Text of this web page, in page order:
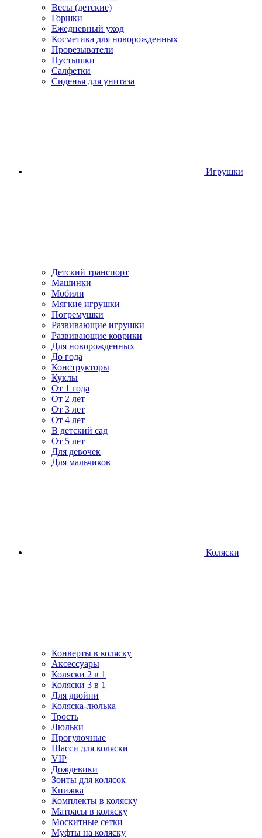
Весы (детские)
Горшки
Ежедневный уход
Косметика для новорожденных
Прорезыватели
Пустышки
Салфетки
Сиденья для унитаза
Игрушки
Детский транспорт
Машинки
Мобили
Мягкие игрушки
Погремушки
Развивающие игрушки
Развивающие коврики
Для новорожденных
До года
Конструкторы
Куклы
От 1 года
От 2 лет
От 3 лет
От 4 лет
В детский сад
От 5 лет
Для девочек
Для мальчиков
Коляски
Конверты в коляску
Аксессуары
Коляски 2 в 1
Коляски 3 в 1
Для двойни
Коляска-люлька
Трость
Люльки
Прогулочные
Шасси для коляски
VIP
Дождевики
Зонты для колясок
Книжка
Комплекты в коляску
Матрасы в коляску
Москитные сетки
Муфты на коляску